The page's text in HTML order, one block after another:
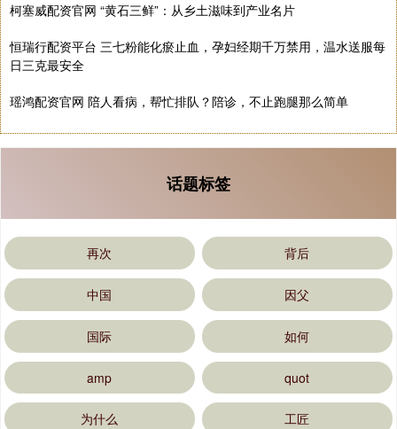
柯塞威配资官网 “黄石三鲜”：从乡土滋味到产业名片
恒瑞行配资平台 三七粉能化瘀止血，孕妇经期千万禁用，温水送服每
日三克最安全
瑶鸿配资官网 陪人看病，帮忙排队？陪诊，不止跑腿那么简单
话题标签
再次 背后
中国 因父
国际 如何
amp quot
为什么 工匠